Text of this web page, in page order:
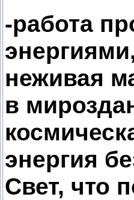
-работа
неживая
в
энергия
Свет, что